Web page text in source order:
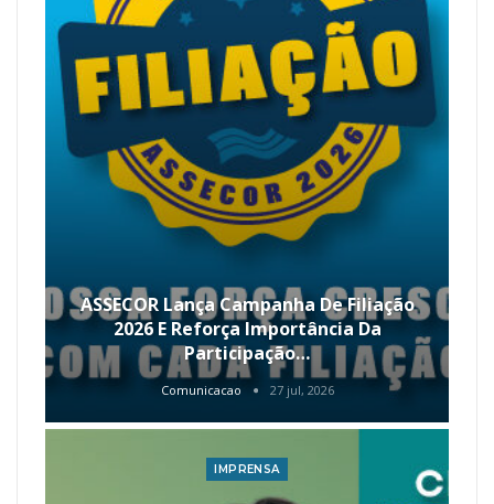
ASSECOR Lança Campanha De Filiação
2026 E Reforça Importância Da
Participação…
Comunicacao 27 jul, 2026
IMPRENSA